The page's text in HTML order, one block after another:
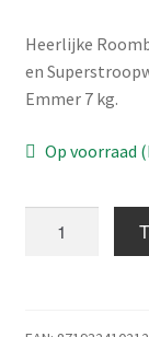
Heerlijke
en
Emmer 7 kg.
Op voorraad
aantal